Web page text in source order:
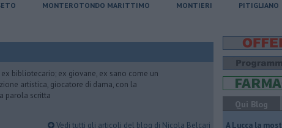
MONTEROTONDO MARITTIMO MONTIERI PITIGLIANO
ex bibliotecario; ex giovane, ex sano come un
artistica, giocatore di dama, con la
parola scritta
Vedi tutti gli articoli del blog di Nicola Belcari
Qui Blog
A Lucca la